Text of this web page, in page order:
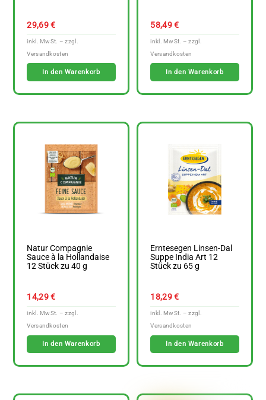
29,69€
In den Warenkorb
58,49€
In den Warenkorb
Natur Compagnie
Sauce à la Hollandaise
12 Stück zu 40 g
14,29€
In den Warenkorb
Erntesegen Linsen-Dal
Suppe India Art 12
Stück zu 65 g
18,29€
In den Warenkorb